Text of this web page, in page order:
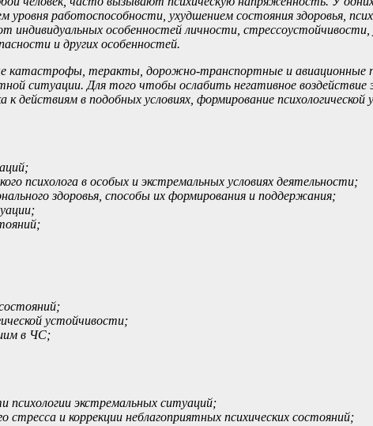
уровня работоспособности, ухудшением состояния здоровья,
индивидуальных особенностей личности,
и других особенностей.
катастрофы, теракты, дорожно-транспортные и
ситуации. Для того чтобы ослабить негативное
действиям в подобных условиях, формирование
психолога в особых и экстремальных условиях деятельности;
здоровья, способы их формирования и поддержания;
устойчивости;
в ЧС;
экстремальных ситуаций;
стресса и коррекции неблагоприятных психических состояний;